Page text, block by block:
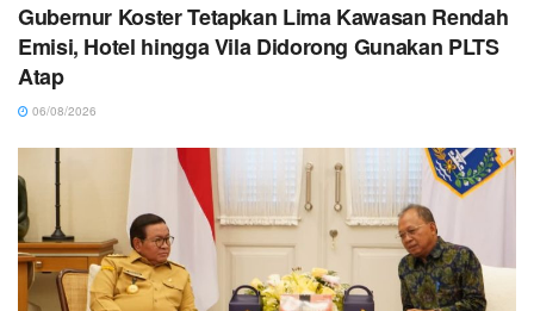
Gubernur Koster Tetapkan Lima Kawasan Rendah
Emisi, Hotel hingga Vila Didorong Gunakan PLTS
Atap
06/08/2026